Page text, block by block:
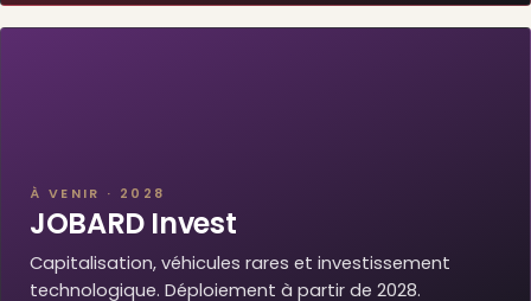
À VENIR · 2028
JOBARD Invest
Capitalisation, véhicules rares et investissement
technologique. Déploiement à partir de 2028.